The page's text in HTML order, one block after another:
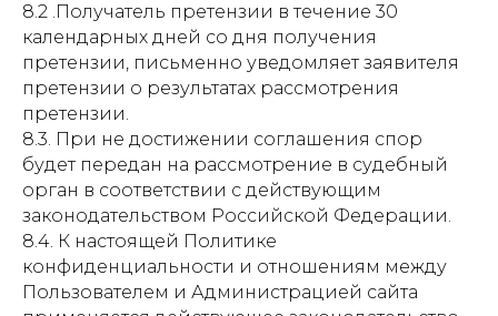
8.2 .Получатель претензии в течение 30
календарных дней со дня получения
претензии, письменно уведомляет заявителя
претензии о результатах рассмотрения
претензии.
8.3. При не достижении соглашения спор
будет передан на рассмотрение в судебный
орган в соответствии с действующим
законодательством Российской Федерации.
8.4. К настоящей Политике
конфиденциальности и отношениям между
Пользователем и Администрацией сайта